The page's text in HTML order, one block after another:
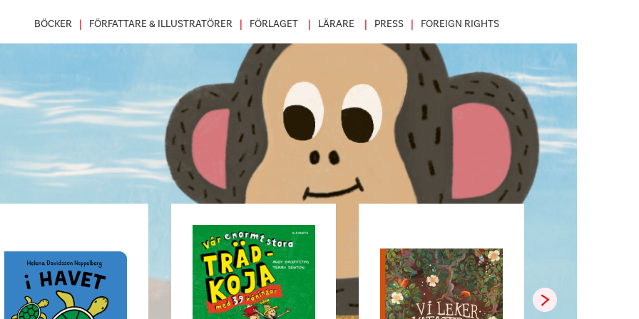
BÖCKER FÖRFATTARE & ILLUSTRATÖRER FÖRLAGET LÄRARE PRESS FOREIGN RIGHTS